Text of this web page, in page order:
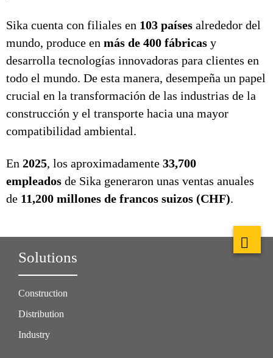
Sika cuenta con filiales en 103 países alrededor del
mundo, produce en más de 400 fábricas y
desarrolla tecnologías innovadoras para clientes en
todo el mundo. De esta manera, desempeña un papel
crucial en la transformación de las industrias de la
construcción y el transporte hacia una mayor
compatibilidad ambiental.
En 2025, los aproximadamente 33,700
empleados de Sika generaron unas ventas anuales
de 11,200 millones de francos suizos (CHF).
Solutions
Construction
Distribution
Industry